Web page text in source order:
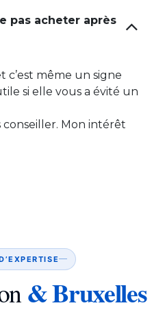
pas acheter après
c’est même un signe
si elle vous a évité un
conseiller. Mon intérêt
& Bruxelles